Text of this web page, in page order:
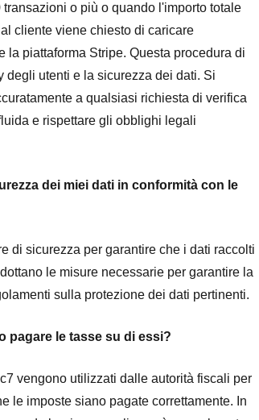
o più o quando l'importo totale
cliente viene chiesto di caricare
la piattaforma Stripe. Questa procedura di
degli utenti e la sicurezza dei dati. Si
a qualsiasi richiesta di verifica
e rispettare gli obblighi legali
dei miei dati in conformità con le
di sicurezza per garantire che i dati raccolti
le misure necessarie per garantire la
sulla protezione dei dati pertinenti.
pagare le tasse su di essi?
vengono utilizzati dalle autorità fiscali per
le imposte siano pagate correttamente. In